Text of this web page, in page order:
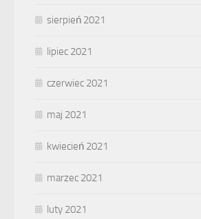
sierpień 2021
lipiec 2021
czerwiec 2021
maj 2021
kwiecień 2021
marzec 2021
luty 2021